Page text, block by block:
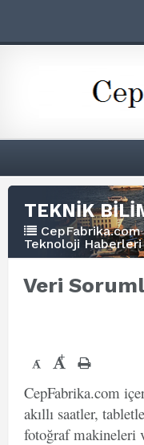
TEKNİK
Teknoloji Haberleri
Veri
- +
CepFabrika.com
akıllı saatler,
fotoğraf makineleri